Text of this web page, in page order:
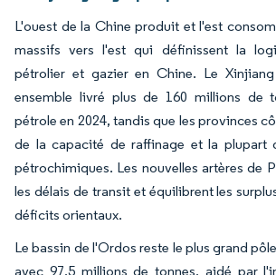
L'ouest de la Chine produit et l'est
massifs vers l'est qui définissent la
pétrolier et gazier en Chine. Le
ensemble livré plus de 160 millions de
pétrole en 2024, tandis que les provinces
de la capacité de raffinage et la plupart
pétrochimiques. Les nouvelles artères de
les délais de transit et équilibrent les
déficits orientaux.
Le bassin de l'Ordos reste le plus grand
avec 97,5 millions de tonnes, aidé par